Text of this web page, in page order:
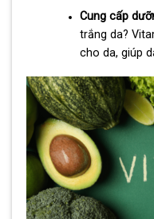
Cung cấp
trắng da?
cho da, giúp